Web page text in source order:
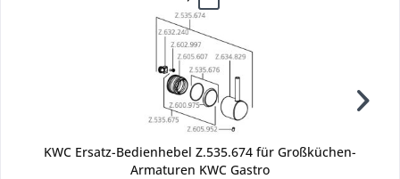
KWC Ersatz-Bedienhebel Z.535.674 für Großküchen-
Armaturen KWC Gastro